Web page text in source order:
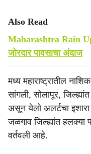
Also Read
Maharashtra Rain
जोरदार पावसाचा अंदाज
मध्य महाराष्ट्रातील
सांगली, सोलापूर,
असून येलो अलर्टचा
जळगाव जिल्ह्यांत हलक्या
वर्तवली आहे.